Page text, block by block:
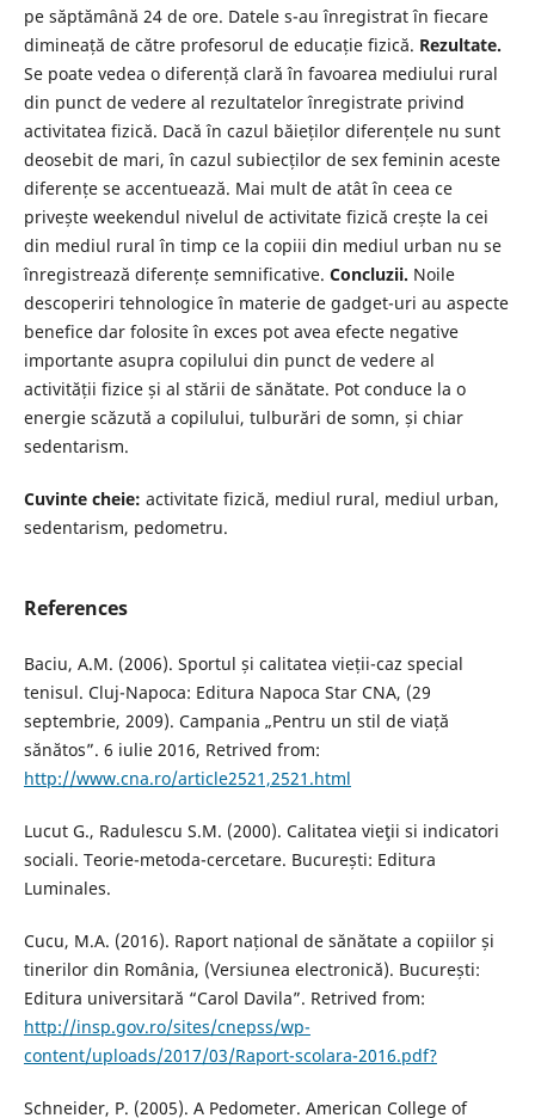
pe săptămână 24 de ore. Datele s-au înregistrat în fiecare
dimineață de către profesorul de educație fizică. Rezultate.
Se poate vedea o diferență clară în favoarea mediului rural
din punct de vedere al rezultatelor înregistrate privind
activitatea fizică. Dacă în cazul băieților diferențele nu sunt
deosebit de mari, în cazul subiecților de sex feminin aceste
diferențe se accentuează. Mai mult de atât în ceea ce
privește weekendul nivelul de activitate fizică crește la cei
din mediul rural în timp ce la copiii din mediul urban nu se
înregistrează diferențe semnificative. Concluzii. Noile
descoperiri tehnologice în materie de gadget-uri au aspecte
benefice dar folosite în exces pot avea efecte negative
importante asupra copilului din punct de vedere al
activității fizice și al stării de sănătate. Pot conduce la o
energie scăzută a copilului, tulburări de somn, și chiar
sedentarism.
Cuvinte cheie: activitate fizică, mediul rural, mediul urban,
sedentarism, pedometru.
References
Baciu, A.M. (2006). Sportul și calitatea vieții-caz special
tenisul. Cluj-Napoca: Editura Napoca Star CNA, (29
septembrie, 2009). Campania „Pentru un stil de viață
sănătos”. 6 iulie 2016, Retrived from:
http://www.cna.ro/article2521,2521.html
Lucut G., Radulescu S.M. (2000). Calitatea vieţii si indicatori
sociali. Teorie-metoda-cercetare. București: Editura
Luminales.
Cucu, M.A. (2016). Raport național de sănătate a copiilor și
tinerilor din România, (Versiunea electronică). București:
Editura universitară “Carol Davila”. Retrived from:
http://insp.gov.ro/sites/cnepss/wp-
content/uploads/2017/03/Raport-scolara-2016.pdf?
Schneider, P. (2005). A Pedometer. American College of